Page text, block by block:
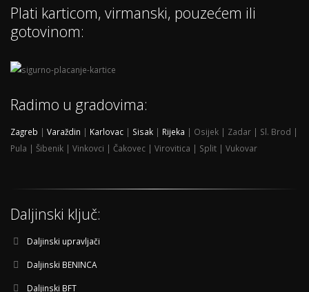
Plati karticom, virmanski, pouzećem ili
gotovinom:
Radimo u gradovima:
Zagreb | Varaždin | Karlovac | Sisak | Rijeka | Osijek | Zadar | Sl. Brod |
Pula | Šibenik | Vinkovci | Čakovec | Virovitica | Split | Vukovar
Daljinski ključ:
Daljinski upravljači
Daljinski BENINCA
Daljinski BFT